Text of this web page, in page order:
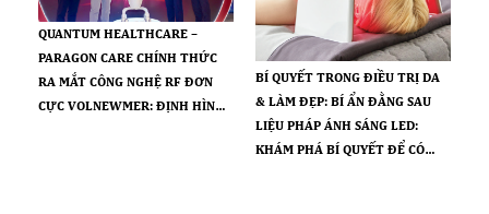
QUANTUM HEALTHCARE –
PARAGON CARE CHÍNH THỨC
RA MẮT CÔNG NGHỆ RF ĐƠN
CỰC VOLNEWMER: ĐỊNH HÌNH
BÍ QUYẾT TRONG ĐIỀU TRỊ DA
& LÀM ĐẸP: BÍ ẨN ĐẰNG SAU
LIỆU PHÁP ÁNH SÁNG LED:
KHÁM PHÁ BÍ QUYẾT ĐỂ CÓ